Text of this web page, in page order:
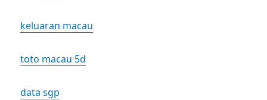
keluaran macau
toto macau 5d
data sgp